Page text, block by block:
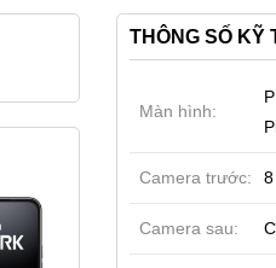
THÔNG SỐ KỸ
Màn hình:
Camera trước:
Camera sau: